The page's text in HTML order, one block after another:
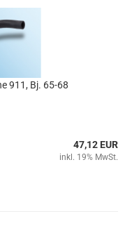
911, Bj. 65-68
47,12 EUR
inkl. 19% MwSt.